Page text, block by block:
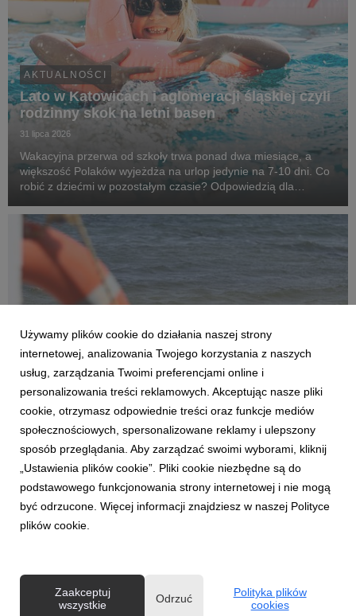
AKTUALNOŚCI
Lato w Katowicach i aglomeracji śląskiej czyli
rodzinny skok na letni basen
31 lipca 2026
Wakacyjna przerwa od szkoły trwa ponad dwa miesiące, a
większość Polaków wyjeżdża na urlop jedynie na 7-10 dni. Co
robić z dziećmi w pozostałym czasie? Odpowiedzią dla
basenach i kąpieliskach - od Katowic, przez obiekty...
AKTUALNOŚCI
Co trzeci dorosły Polak nie wie, jak pomóc
dziecku w sytuacji zagrożenia. Eksperci
ostrzegają po tragicznej serii utonięć
15 lipca 2026
Od początku czerwca w polskich wodach utonęło już 79 osób,
z czego aż 19 w ostatnią niedzielę czerwca, wynika z danych
Komendy Głównej Policji. Wakacje, które się rozkręcają, to
Używamy plików cookie do działania naszej strony
internetowej, analizowania Twojego korzystania z naszych
usług, zarządzania Twoimi preferencjami online i
personalizowania treści reklamowych. Akceptując nasze pliki
cookie, otrzymasz odpowiednie treści oraz funkcje mediów
społecznościowych, spersonalizowane reklamy i ulepszony
sposób przeglądania. Aby zarządzać swoimi wyborami, kliknij
„Ustawienia plików cookie”. Pliki cookie niezbędne są do
podstawowego funkcjonowania strony internetowej i nie mogą
być odrzucone. Więcej informacji znajdziesz w naszej Polityce
plików cookie.
Zaakceptuj
wszystkie
Odrzuć
Polityka plików
cookies